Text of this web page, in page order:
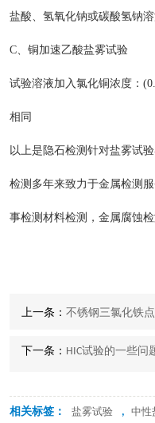
盐酸、氢氧化钠或碳酸氢钠溶
C、铜加速乙酸盐雾试验
试验溶液加入氯化铜浓度：
相同
以上是隐石检测针对盐雾试
检测多年来致力于金属检测
事检测材料检测，金属腐蚀检
上一条： 不锈钢三氯化铁
下一条： HIC试验的一些问
相关标签： 盐雾试验 , 中性